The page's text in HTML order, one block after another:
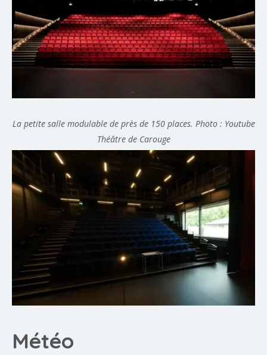
La petite salle modulable de près de 150 places. Photo : Youtube
Théâtre de Carouge
Météo